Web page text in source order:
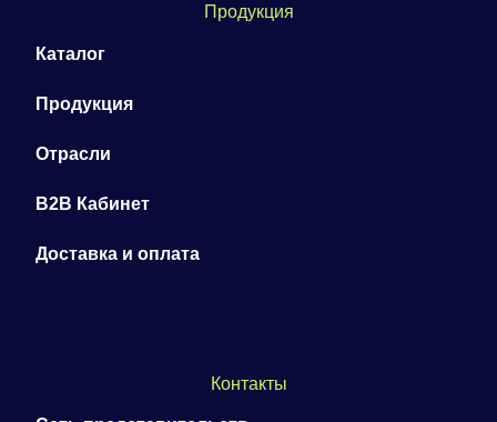
Продукция
Каталог
Продукция
Отрасли
B2B Кабинет
Доставка и оплата
Контакты